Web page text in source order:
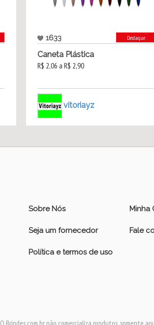
1633 Destaque
Caneta Plástica
R$ 2,06 a R$ 2,90
vitoriayz
Sobre Nós
Seja um fornecedor
Política e termos de uso
Minha
Fale